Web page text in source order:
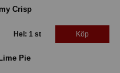
Crisp
Hel: 1 st Köp
Pie